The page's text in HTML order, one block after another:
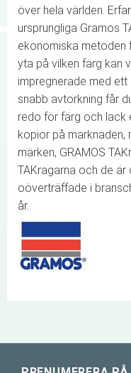
över hela världen.
ursprungliga Gramos
ekonomiska metoden
yta på vilken färg kan
impregnerade med
snabb avtorkning får
redo för färg och lack
kopior på marknaden,
märken, GRAMOS
TAKragarna och de
oöverträffade i
år.